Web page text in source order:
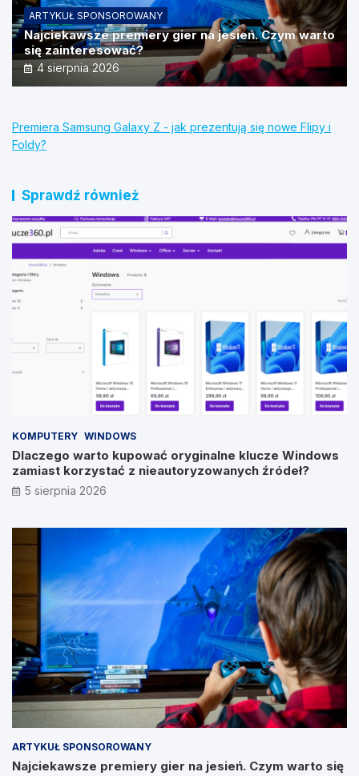
ARTYKUŁ SPONSOROWANY
Najciekawsze premiery gier na jesień. Czym warto
się zainteresować?
4 sierpnia 2026
Premiera Samsung Galaxy Z - jak prezentują się nowe Flipy i
Foldy?
Sprawdź również
KOMPUTERY WINDOWS
Dlaczego warto kupować oryginalne klucze Windows
zamiast korzystać z nieautoryzowanych źródeł?
5 sierpnia 2026
ARTYKUŁ SPONSOROWANY
Najciekawsze premiery gier na jesień. Czym warto się